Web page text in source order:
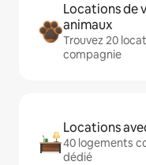
Locations de
animaux
Trouvez 20
compagnie
Locations
40 logements
dédié